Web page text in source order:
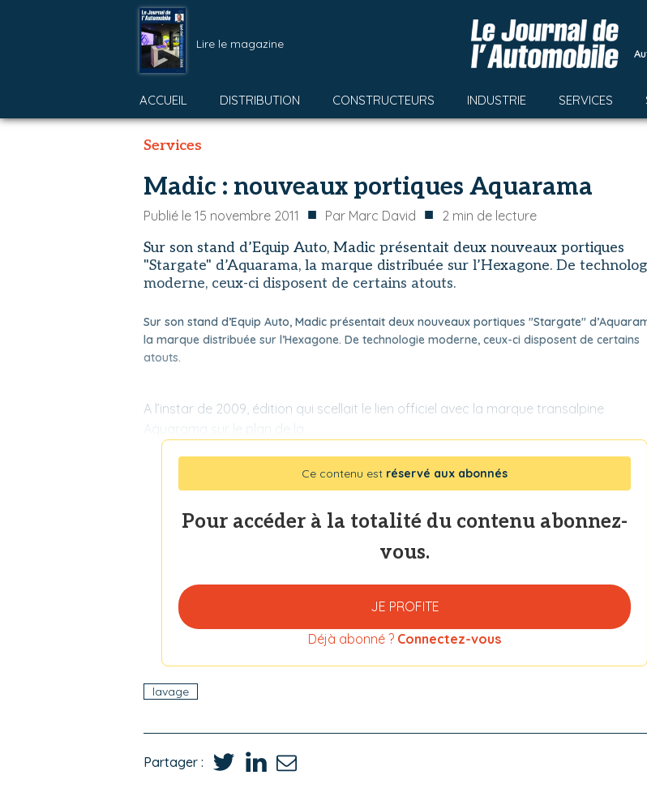
Lire le magazine
ACCUEIL DISTRIBUTION CONSTRUCTEURS INDUSTRIE SERVICES
Services
Madic : nouveaux portiques Aquarama
Publié le 15 novembre 2011 ■ Par Marc David ■ 2 min de lecture
Sur son stand d’Equip Auto, Madic présentait deux nouveaux portiques
"Stargate" d’Aquarama, la marque distribuée sur l’Hexagone. De
moderne, ceux-ci disposent de certains atouts.
Sur son stand d’Equip Auto, Madic présentait deux nouveaux portiques "Stargate"
la marque distribuée sur l’Hexagone. De technologie moderne, ceux-ci disposent de certains
atouts.
A l’instar de 2009, édition qui scellait le lien officiel avec la marque transalpine
Aquarama sur le plan de la
Ce contenu est réservé aux abonnés
Pour accéder à la totalité du contenu abonnez-
vous.
JE PROFITE
Déjà abonné ? Connectez-vous
lavage
Partager :